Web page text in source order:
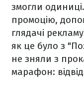
змогли
промоцію,
глядачі
як це було з
не зняли з
марафон: